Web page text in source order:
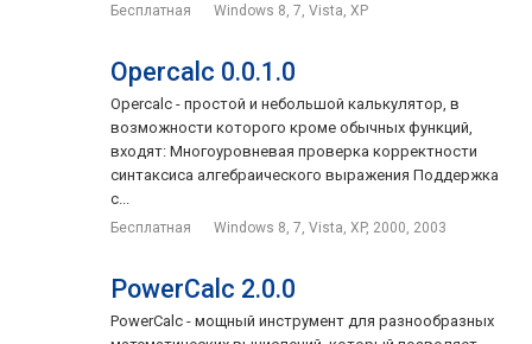
калории, хлебные единицы).
расчета блюд по вашим рецептам).
Возможность учета количества потраченных калорий при
различных видах деятельности.
Наличие более 180 упражнений на все группы мышц,
выбор количества повторений, подходов, утяжеления,
длительности.
пользовательская база продуктов).
Календарь для выбора дня внесения изменений при
Бесплатная Windows 8, 7, Vista, XP
Opercalc 0.0.1.0
Opercalc - простой и небольшой калькулятор, в
возможности которого кроме обычных функций,
входят: Многоуровневая проверка корректности
синтаксиса алгебраического выражения Поддержка
с...
Бесплатная Windows 8, 7, Vista, XP, 2000, 2003
PowerCalc 2.0.0
PowerCalc - мощный инструмент для разнообразных